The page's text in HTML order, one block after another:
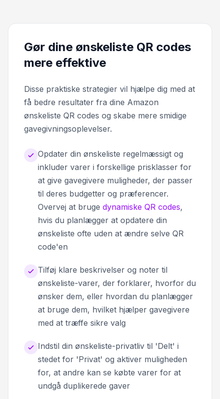
Gør dine ønskeliste QR codes
mere effektive
Disse praktiske strategier vil hjælpe dig med at
få bedre resultater fra dine Amazon
ønskeliste QR codes og skabe mere smidige
gavegivningsoplevelser.
Opdater din ønskeliste regelmæssigt og
inkluder varer i forskellige prisklasser for
at give gavegivere muligheder, der passer
til deres budgetter og præferencer.
Overvej at bruge dynamiske QR codes,
hvis du planlægger at opdatere din
ønskeliste ofte uden at ændre selve QR
code'en
Tilføj klare beskrivelser og noter til
ønskeliste-varer, der forklarer, hvorfor du
ønsker dem, eller hvordan du planlægger
at bruge dem, hvilket hjælper gavegivere
med at træffe sikre valg
Indstil din ønskeliste-privatliv til 'Delt' i
stedet for 'Privat' og aktiver muligheden
for, at andre kan se købte varer for at
undgå duplikerede gaver